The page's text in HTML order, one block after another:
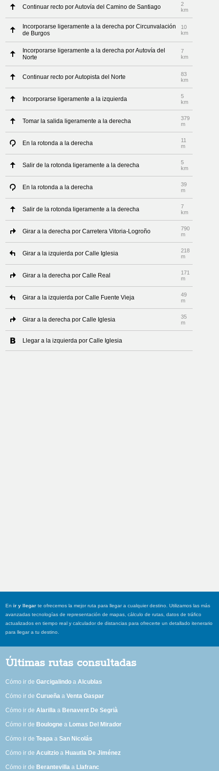
Continuar recto por Autovía del Camino de Santiago
2
km
Incorporarse ligeramente a la derecha por Circunvalación
de Burgos
10
km
Incorporarse ligeramente a la derecha por Autovía del
Norte
7
km
Continuar recto por Autopista del Norte
83
km
Incorporarse ligeramente a la izquierda
5
km
Tomar la salida ligeramente a la derecha
379
m
En la rotonda a la derecha
11
m
Salir de la rotonda ligeramente a la derecha
5
km
En la rotonda a la derecha
39
m
Salir de la rotonda ligeramente a la derecha
7
km
Girar a la derecha por Carretera Vitoria-Logroño
790
m
Girar a la izquierda por Calle Iglesia
218
m
Girar a la derecha por Calle Real
171
m
Girar a la izquierda por Calle Fuente Vieja
49
m
Girar a la derecha por Calle Iglesia
35
m
Llegar a la izquierda por Calle Iglesia
Enir y llegar te ofrecemos la mejor ruta para llegar a cualquier destino. Utilizamos las más
avanzadas tecnologías de representación de mapas, cálculo de rutas, datos de tráfico
actualizados en tiempo real y calculador de distancias para ofrecerte un detallado itenerario
para llegar a tu destino.
Últimas rutas consultadas
Cómo ir deGarcigalindo aAlcublas
Cómo ir deCurueña aVenta Gaspar
Cómo ir deAlarilla a Benavent De Segrià
Cómo ir de Boulogne a Lomas Del Mirador
Cómo ir deTeapa aSan Nicolás
Cómo ir deAcuitzio a Huautla De Jiménez
Cómo ir de Berantevilla a Llafranc